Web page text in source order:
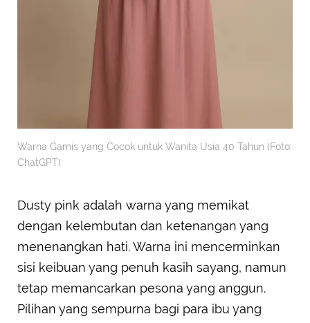
Warna Gamis yang Cocok untuk Wanita Usia 40 Tahun (Foto:
ChatGPT)
Dusty pink adalah warna yang memikat
dengan kelembutan dan ketenangan yang
menenangkan hati. Warna ini mencerminkan
sisi keibuan yang penuh kasih sayang, namun
tetap memancarkan pesona yang anggun.
Pilihan yang sempurna bagi para ibu yang